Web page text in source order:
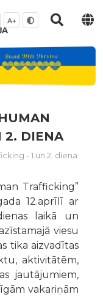
A+
2. DIENA
- 1.un 2. diena
Trafficking”
12.aprīlī ar
laikā un
viesu
tika aizvadītas
aktivitātēm,
jautājumiem,
vakariņām